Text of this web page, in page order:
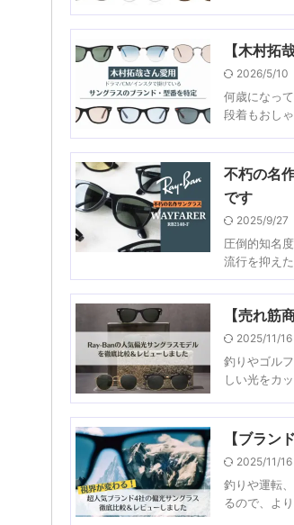
【木村拓
2026/5/10
何歳になっ
段着もおし
不朽の名
です
2025/9/27
圧倒的知名
流行を抑え
【売れ筋
2025/11/16
釣りやゴル
しい光をカ
【ブラン
2025/11/16
釣りや運転
るので、よ